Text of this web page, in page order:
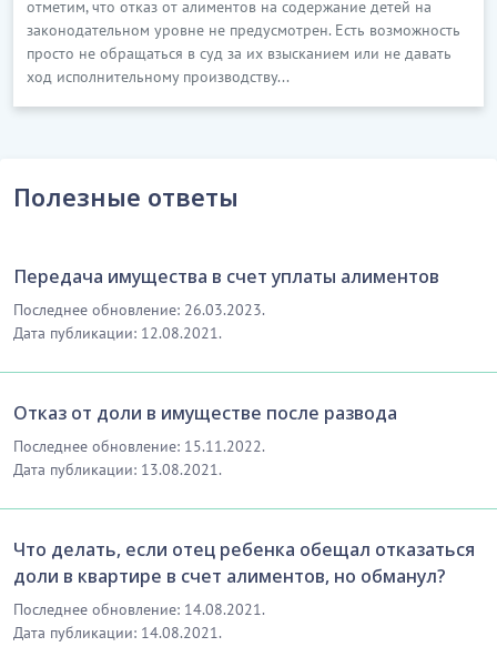
отметим, что отказ от алиментов на содержание детей на
законодательном уровне не предусмотрен. Есть возможность
просто не обращаться в суд за их взысканием или не давать
ход исполнительному производству...
Полезные ответы
Передача имущества в счет уплаты алиментов
Последнее обновление: 26.03.2023.
Дата публикации: 12.08.2021.
Отказ от доли в имуществе после развода
Последнее обновление: 15.11.2022.
Дата публикации: 13.08.2021.
Что делать, если отец ребенка обещал отказаться
доли в квартире в счет алиментов, но обманул?
Последнее обновление: 14.08.2021.
Дата публикации: 14.08.2021.